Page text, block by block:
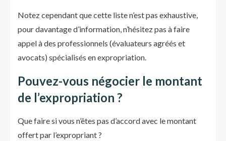
Notez cependant que cette liste n’est pas exhaustive,
pour davantage d’information, n’hésitez pas à faire
appel à des professionnels (évaluateurs agréés et
avocats) spécialisés en expropriation.
Pouvez-vous négocier le montant
de l’expropriation ?
Que faire si vous n’êtes pas d’accord avec le montant
offert par l’expropriant ?